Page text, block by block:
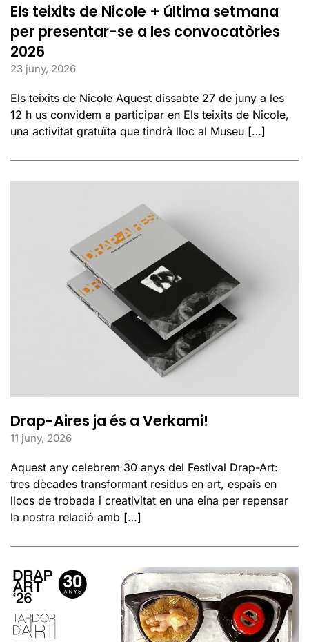
Els teixits de Nicole + última setmana
per presentar-se a les convocatòries
2026
23 juny, 2026
Els teixits de Nicole Aquest dissabte 27 de juny a les
12 h us convidem a participar en Els teixits de Nicole,
una activitat gratuïta que tindrà lloc al Museu […]
Drap-Aires ja és a Verkami!
11 juny, 2026
Aquest any celebrem 30 anys del Festival Drap-Art:
tres dècades transformant residus en art, espais en
llocs de trobada i creativitat en una eina per repensar
la nostra relació amb […]